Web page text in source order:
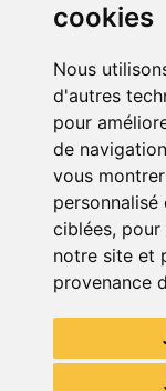
cookies
Nous
d'autres
pour
de
vous
ciblées,
notre site et
provenance
10.00€
Voir
Télécharge